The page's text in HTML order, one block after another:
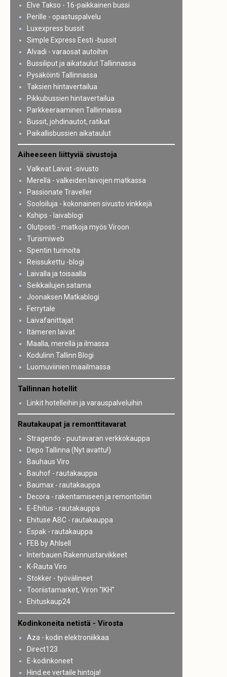
Elve Takso - 16-paikkainen bussi
Perille - opastuspalvelu
Luxexpress bussit
Simple Express Eesti -bussit
Alvadi - varaosat autoihin
Bussiliput ja aikataulut Tallinnassa
Pysäköinti Tallinnassa
Taksien hintavertailua
Pikkubussien hintavertailua
Parkkeeraaminen Tallinnassa
Bussit, johdinautot, ratikat
Paikallisbussien aikataulut
Aiheeseen liittyviä sivustoja
Valkeat Laivat -sivusto
Merellä - valkeiden laivojen matkassa
Passionate Traveller
Sooloiluja - kokonainen sivusto vinkkejä
Kships - laivablogi
Olutposti - matkoja myös Viroon
Turismiweb
Spentin turinoita
Reissukettu -blogi
Laivalla ja toisaalla
Seikkailujen satama
Joonaksen Matkablogi
Ferrytale
Laivafanittajat
Itämeren laivat
Maalla, merellä ja ilmassa
Kodulinn Tallinn Blogi
Luomuviinien maailmassa
Tallinnan hotellit
Linkit hotelleihin ja varauspalveluihin
Rautakaupat ja remonttitavarat
Stragendo - puutavaran verkkokauppa
Depo Tallinna (Nyt avattu!)
Bauhaus Viro
Bauhof - rautakauppa
Baumax - rautakauppa
Decora - rakentamiseen ja remontoitiin
E-Ehitus - rautakauppa
Ehituse ABC - rautakauppa
Espak - rautakauppa
FEB by Ahlsell
Interbauen Rakennustarvikkeet
K-Rauta Viro
Stokker - työvälineet
Tooriistamarket, Viron "IKH"
Ehituskaup24
Kodinkoneita netistä - Virosta
Aza - kodin elektroniikkaa
Direct123
E-kodinkoneet
Hind.ee vertaile hintoja!